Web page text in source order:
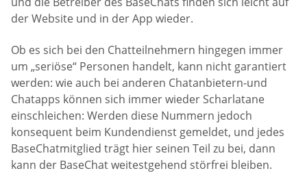
der Website und in der App wieder.
Ob es sich bei den Chatteilnehmern hingegen immer
um „seriöse“ Personen handelt, kann nicht garantiert
werden: wie auch bei anderen Chatanbietern-und
Chatapps können sich immer wieder Scharlatane
einschleichen: Werden diese Nummern jedoch
konsequent beim Kundendienst gemeldet, und jedes
BaseChatmitglied trägt hier seinen Teil zu bei, dann
kann der BaseChat weitestgehend störfrei bleiben.